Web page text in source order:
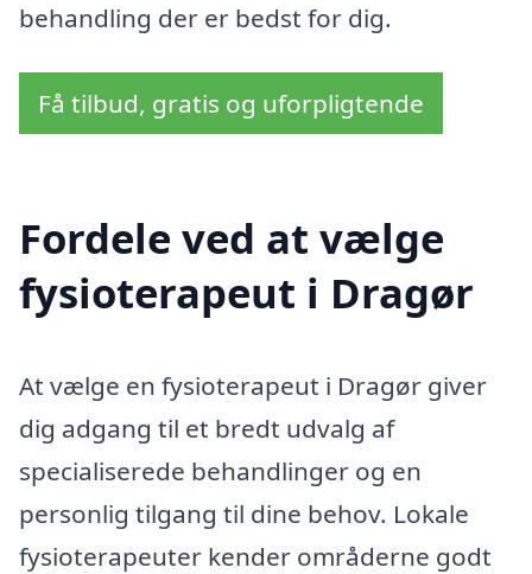
behandling der er bedst for dig.
Få tilbud, gratis og uforpligtende
Fordele ved at vælge
fysioterapeut i Dragør
At vælge en fysioterapeut i Dragør giver
dig adgang til et bredt udvalg af
specialiserede behandlinger og en
personlig tilgang til dine behov. Lokale
fysioterapeuter kender områderne godt